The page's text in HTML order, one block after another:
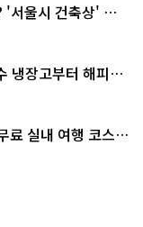
'서울시 건축상' 수
냉장고부터 해피소
료 실내 여행 코스